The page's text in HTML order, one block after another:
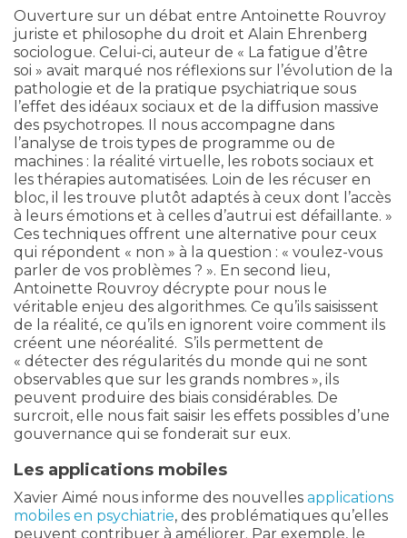
Ouverture sur un débat entre Antoinette Rouvroy
juriste et philosophe du droit et Alain Ehrenberg
sociologue. Celui-ci, auteur de « La fatigue d’être
soi » avait marqué nos réflexions sur l’évolution de la
pathologie et de la pratique psychiatrique sous
l’effet des idéaux sociaux et de la diffusion massive
des psychotropes. Il nous accompagne dans
l’analyse de trois types de programme ou de
machines : la réalité virtuelle, les robots sociaux et
les thérapies automatisées. Loin de les récuser en
bloc, il les trouve plutôt adaptés à ceux dont l’accès
à leurs émotions et à celles d’autrui est défaillante. »
Ces techniques offrent une alternative pour ceux
qui répondent « non » à la question : « voulez-vous
parler de vos problèmes ? ». En second lieu,
Antoinette Rouvroy décrypte pour nous le
véritable enjeu des algorithmes. Ce qu’ils saisissent
de la réalité, ce qu’ils en ignorent voire comment ils
créent une néoréalité. S’ils permettent de
« détecter des régularités du monde qui ne sont
observables que sur les grands nombres », ils
peuvent produire des biais considérables. De
surcroit, elle nous fait saisir les effets possibles d’une
gouvernance qui se fonderait sur eux.
Les applications mobiles
Xavier Aimé nous informe des nouvelles applications
mobiles en psychiatrie, des problématiques qu’elles
peuvent contribuer à améliorer. Par exemple, le